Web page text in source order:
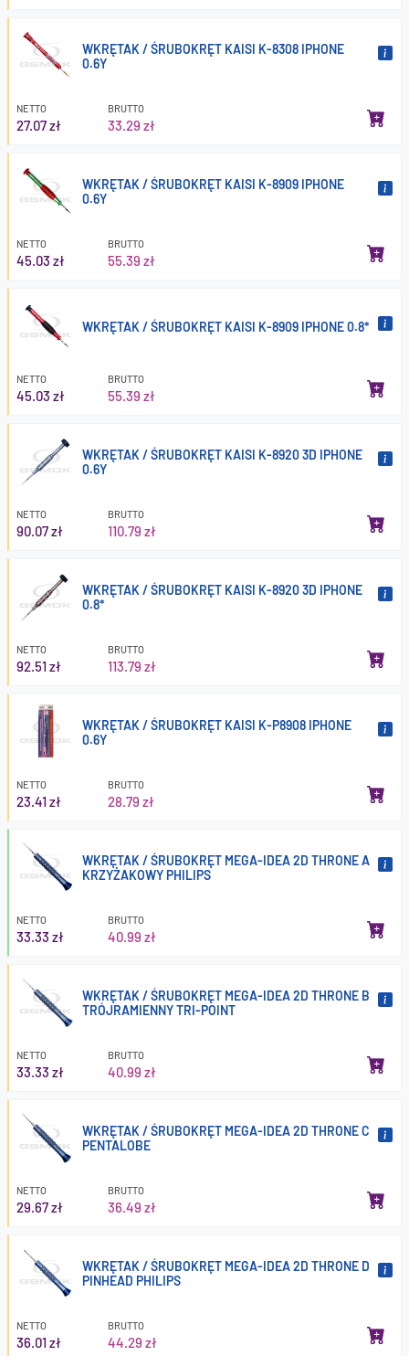
WKRĘTAK / ŚRUBOKRĘT KAISI K-8308 IPHONE
0.6Y
NETTO
27.07 zł
BRUTTO
33.29 zł
WKRĘTAK / ŚRUBOKRĘT KAISI K-8909 IPHONE
0.6Y
NETTO
45.03 zł
BRUTTO
55.39 zł
WKRĘTAK / ŚRUBOKRĘT KAISI K-8909 IPHONE 0.8*
NETTO
45.03 zł
BRUTTO
55.39 zł
WKRĘTAK / ŚRUBOKRĘT KAISI K-8920 3D IPHONE
0.6Y
NETTO
90.07 zł
BRUTTO
110.79 zł
WKRĘTAK / ŚRUBOKRĘT KAISI K-8920 3D IPHONE
0.8*
NETTO
92.51 zł
BRUTTO
113.79 zł
WKRĘTAK / ŚRUBOKRĘT KAISI K-P8908 IPHONE
0.6Y
NETTO
23.41 zł
BRUTTO
28.79 zł
WKRĘTAK / ŚRUBOKRĘT MEGA-IDEA 2D THRONE A
KRZYŻAKOWY PHILIPS
NETTO
33.33 zł
BRUTTO
40.99 zł
WKRĘTAK / ŚRUBOKRĘT MEGA-IDEA 2D THRONE B
TRÓJRAMIENNY TRI-POINT
NETTO
33.33 zł
BRUTTO
40.99 zł
WKRĘTAK / ŚRUBOKRĘT MEGA-IDEA 2D THRONE C
PENTALOBE
NETTO
29.67 zł
BRUTTO
36.49 zł
WKRĘTAK / ŚRUBOKRĘT MEGA-IDEA 2D THRONE D
PINHEAD PHILIPS
NETTO
36.01 zł
BRUTTO
44.29 zł